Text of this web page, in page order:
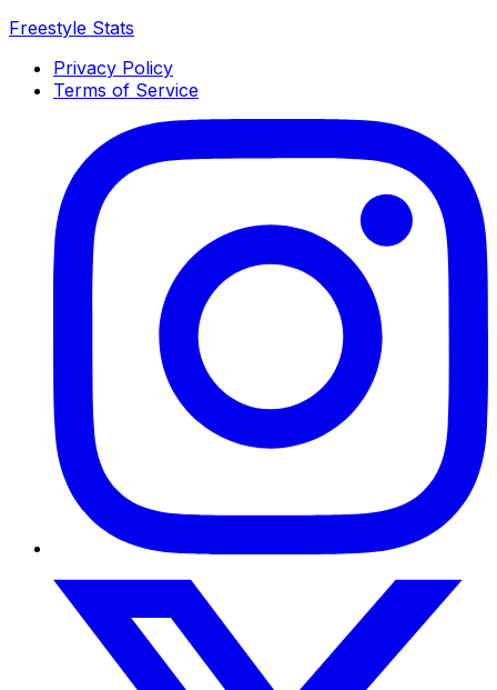
Freestyle Stats
Privacy Policy
Terms of Service